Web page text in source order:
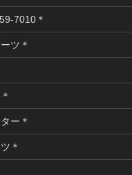
7010＊
ツ＊
ー＊
＊